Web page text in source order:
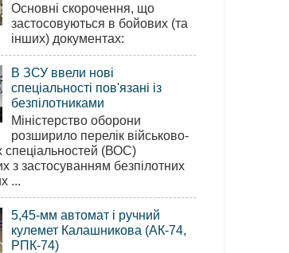
Основні скорочення, що
застосовуються в бойових (та
інших) документах:
В ЗСУ ввели нові
спеціальності пов'язані із
безпілотниками
Міністерство оборони
розширило перелік військово-
спеціальностей (ВОС)
з застосуванням безпілотних
...
5,45-мм автомат і ручний
кулемет Калашникова (АК-74,
РПК-74)